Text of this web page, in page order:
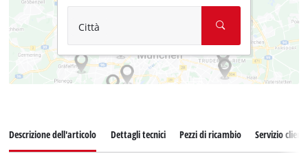
Città
Descrizione dell'articolo Dettagli tecnici Pezzi di ricambio Servizio clienti